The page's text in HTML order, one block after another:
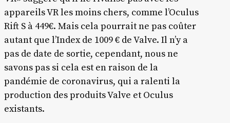
appareils VR les moins chers, comme l’Oculus
Rift S à 449€. Mais cela pourrait ne pas coûter
autant que l’Index de 1009 € de Valve. Il n’y a
pas de date de sortie, cependant, nous ne
savons pas si cela est en raison de la
pandémie de coronavirus, qui a ralenti la
production des produits Valve et Oculus
existants.